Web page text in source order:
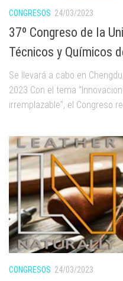
CONGRESOS 24/03/2023
37º Congreso de la
Técnicos y Químicos
Se llevará a cabo en
2023 Con el tema
irremplazable”, el Congreso
CONGRESOS 24/03/2023